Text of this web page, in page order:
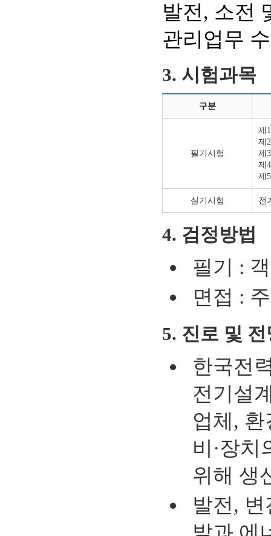
발전, 소전
관리업무
3. 시험과목
구분
필기시험
제
제
제
제
제
실기시험 전
4. 검정방법
필기 :
면접 :
5. 진로 및 전
한국전
전기설
업체,
비·장
위해 생
발전,